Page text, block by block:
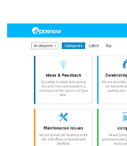
<div
<div
{{#each
<a href="/
<div
{{#if
<div
<img